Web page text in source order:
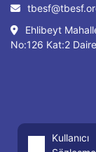
Ehlibeyt
No:126 Kat:2
Kullanıcı